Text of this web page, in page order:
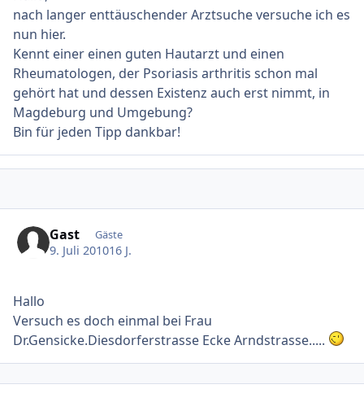
nach langer enttäuschender Arztsuche versuche ich es
nun hier.
Kennt einer einen guten Hautarzt und einen
Rheumatologen, der Psoriasis arthritis schon mal
gehört hat und dessen Existenz auch erst nimmt, in
Magdeburg und Umgebung?
Bin für jeden Tipp dankbar!
Gast Gäste
9. Juli 201016 J.
Hallo
Versuch es doch einmal bei Frau
Dr.Gensicke.Diesdorferstrasse Ecke Arndstrasse.....